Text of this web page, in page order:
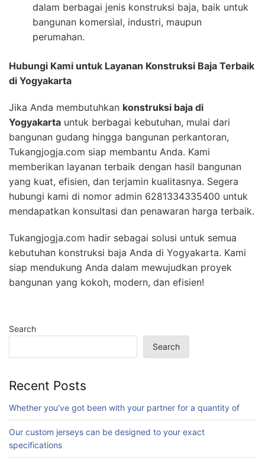
dalam berbagai jenis konstruksi baja, baik untuk
bangunan komersial, industri, maupun
perumahan.
Hubungi Kami untuk Layanan Konstruksi Baja Terbaik
di Yogyakarta
Jika Anda membutuhkan konstruksi baja di
Yogyakarta untuk berbagai kebutuhan, mulai dari
bangunan gudang hingga bangunan perkantoran,
Tukangjogja.com siap membantu Anda. Kami
memberikan layanan terbaik dengan hasil bangunan
yang kuat, efisien, dan terjamin kualitasnya. Segera
hubungi kami di nomor admin 6281334335400 untuk
mendapatkan konsultasi dan penawaran harga terbaik.
Tukangjogja.com hadir sebagai solusi untuk semua
kebutuhan konstruksi baja Anda di Yogyakarta. Kami
siap mendukung Anda dalam mewujudkan proyek
bangunan yang kokoh, modern, dan efisien!
Search
Search
Recent Posts
Whether you’ve got been with your partner for a quantity of
Our custom jerseys can be designed to your exact
specifications